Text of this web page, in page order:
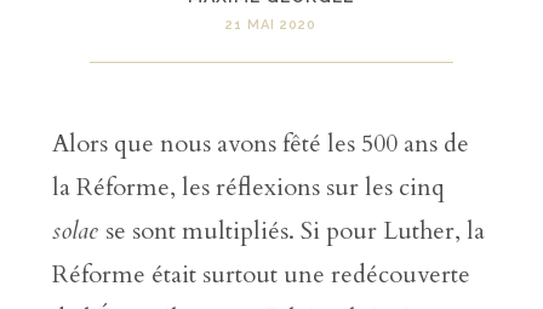
21 MAI 2020
Alors que nous avons fêté les 500 ans de
la Réforme, les réflexions sur les cinq
solae se sont multipliés. Si pour Luther, la
Réforme était surtout une redécouverte